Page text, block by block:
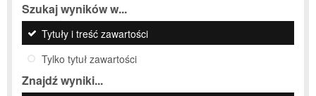
Szukaj wyników w...
Tytuły i treść zawartości
Tylko tytuł zawartości
Znajdź wyniki...